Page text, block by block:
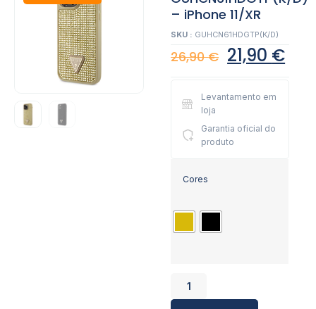
– iPhone 11/XR
SKU : GUHCN61HDGTP(K/D)
26,90€ 21,90 €
Levantamento em
loja
Garantia oficial do
produto
Cores